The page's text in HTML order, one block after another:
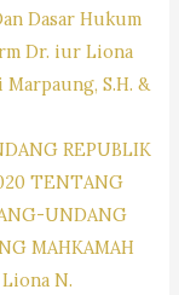
Dasar Hukum
Dr. iur Liona
Marpaung, S.H. &
REPUBLIK
TENTANG
UNDANG
MAHKAMAH
N.